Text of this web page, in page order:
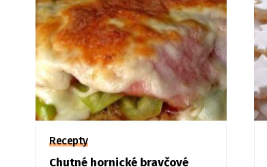
Recepty
Chutné hornické bravčové